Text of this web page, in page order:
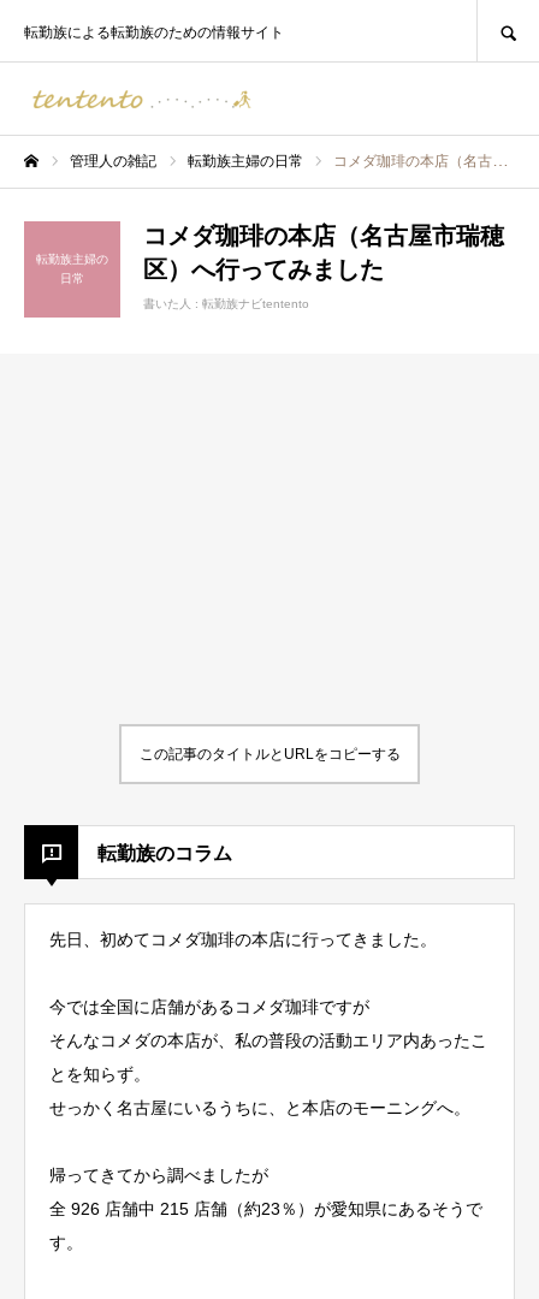
転勤族による転勤族のための情報サイト
管理人の雑記 転勤族主婦の日常 コメダ珈琲の本店（名古屋市瑞穂区）へ行ってみました
転勤族主婦の
日常
コメダ珈琲の本店（名古屋市瑞穂
区）へ行ってみました
書いた人 : 転勤族ナビtentento
この記事のタイトルとURLをコピーする
転勤族のコラム
先日、初めてコメダ珈琲の本店に行ってきました。
今では全国に店舗があるコメダ珈琲ですが
そんなコメダの本店が、私の普段の活動エリア内あったこ
とを知らず。
せっかく名古屋にいるうちに、と本店のモーニングへ。
帰ってきてから調べましたが
全 926 店舗中 215 店舗（約23％）が愛知県にあるそうで
す。